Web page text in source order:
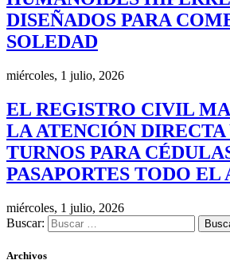
DISEÑADOS PARA
SOLEDAD
miércoles, 1 julio, 2026
EL REGISTRO CIVIL
LA ATENCIÓN DIRECTA
TURNOS PARA
PASAPORTES TODO EL
miércoles, 1 julio, 2026
Buscar:
Archivos